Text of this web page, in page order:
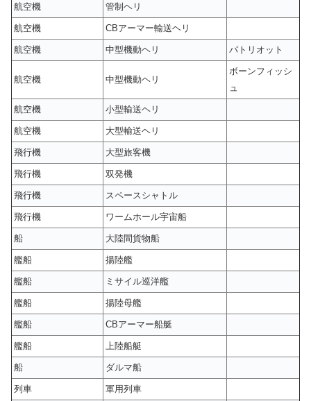
航空機 管制ヘリ
航空機 CBアーマー輸送ヘリ
航空機 中型機動ヘリ パトリオット
航空機 中型機動ヘリ
ボーンフィッシ
ュ
航空機 小型輸送ヘリ
航空機 大型輸送ヘリ
飛行機 大型旅客機
飛行機 双発機
飛行機 スペースシャトル
飛行機 ワームホール宇宙船
船 大陸間貨物船
艦船 揚陸艦
艦船 ミサイル巡洋艦
艦船 揚陸母艦
艦船 CBアーマー船艇
艦船 上陸船艇
船 ダルマ船
列車 軍用列車